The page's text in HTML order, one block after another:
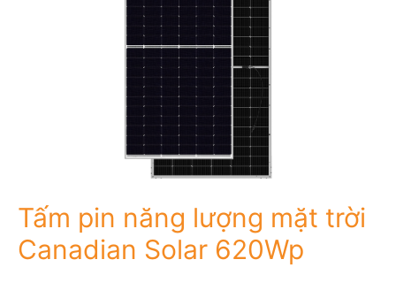
Tấm pin năng lượng mặt trời
Canadian Solar 620Wp